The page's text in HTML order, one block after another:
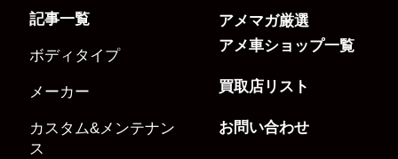
記事一覧
ボディタイプ
メーカー
カスタム&メンテナン
ス
アメマガ厳選
アメ車ショップ一覧
買取店リスト
お問い合わせ